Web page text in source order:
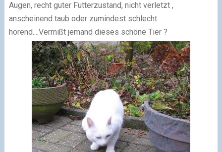
Augen, recht guter Futterzustand, nicht verletzt ,
anscheinend taub oder zumindest schlecht
hörend....Vermißt jemand dieses schöne Tier ?